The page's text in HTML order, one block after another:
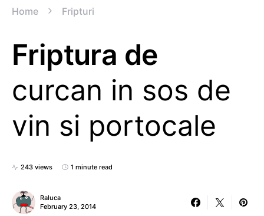
Home Fripturi
Friptura de
curcan in sos de
vin si portocale
243 views 1 minute read
Raluca
February 23, 2014